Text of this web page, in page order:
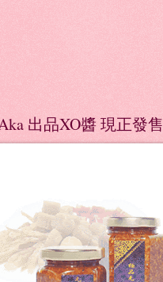
出品XO醬 現正發售